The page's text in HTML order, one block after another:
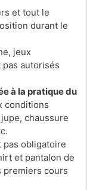
et tout le
durant le
jeux
autorisés
à la pratique du
conditions
chaussure
pas obligatoire
et pantalon de
premiers cours